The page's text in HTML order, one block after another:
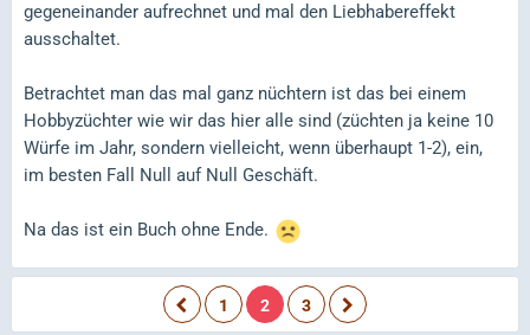
gegeneinander aufrechnet und mal den Liebhabereffekt
ausschaltet.
Betrachtet man das mal ganz nüchtern ist das bei einem
Hobbyzüchter wie wir das hier alle sind (züchten ja keine 10
Würfe im Jahr, sondern vielleicht, wenn überhaupt 1-2), ein,
im besten Fall Null auf Null Geschäft.
Na das ist ein Buch ohne Ende.
1 2 3